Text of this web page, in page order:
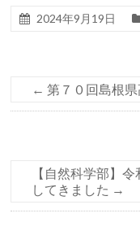
2024年9月19日
← 第７０回島根
【自然科学部】
してきました →